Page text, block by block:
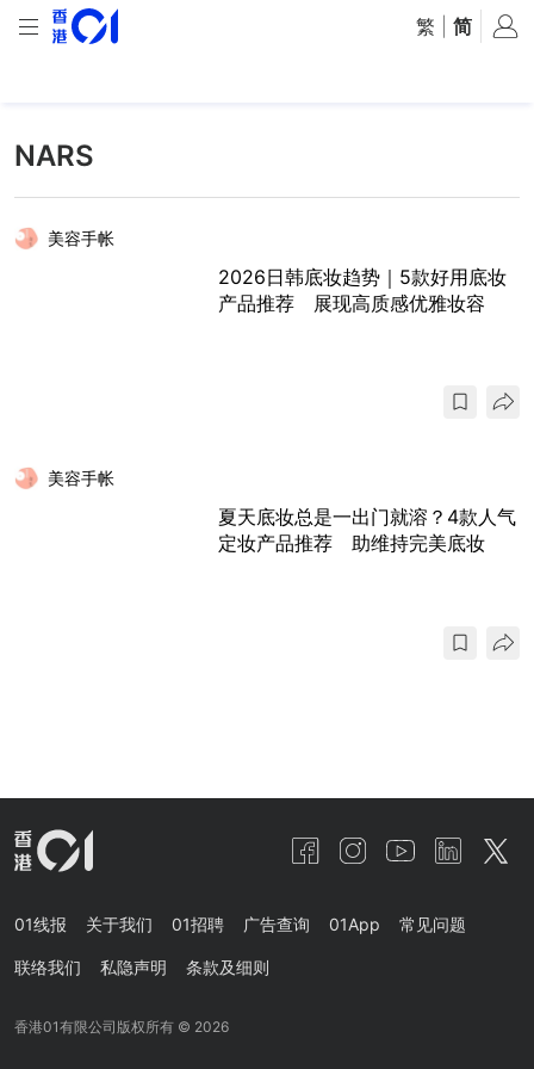
繁 简
NARS
美容手帐
2026日韩底妆趋势｜5款好用底妆
产品推荐 展现高质感优雅妆容
美容手帐
夏天底妆总是一出门就溶？4款人气
定妆产品推荐 助维持完美底妆
01线报 关于我们 01招聘 广告查询 01App 常见问题
联络我们 私隐声明 条款及细则
香港01有限公司版权所有 © 2026